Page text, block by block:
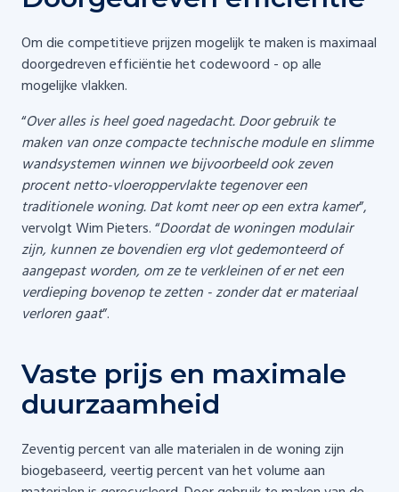
Om die competitieve prijzen mogelijk te maken is maximaal
doorgedreven efficiëntie het codewoord - op alle
mogelijke vlakken.
“Over alles is heel goed nagedacht. Door gebruik te
maken van onze compacte technische module en slimme
wandsystemen winnen we bijvoorbeeld ook zeven
procent netto-vloeroppervlakte tegenover een
traditionele woning. Dat komt neer op een extra kamer”,
vervolgt Wim Pieters. “Doordat de woningen modulair
zijn, kunnen ze bovendien erg vlot gedemonteerd of
aangepast worden, om ze te verkleinen of er net een
verdieping bovenop te zetten - zonder dat er materiaal
verloren gaat”.
Vaste prijs en maximale
duurzaamheid
Zeventig percent van alle materialen in de woning zijn
biogebaseerd, veertig percent van het volume aan